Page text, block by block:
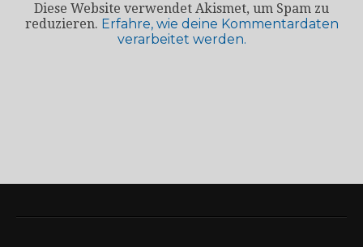
Diese Website verwendet Akismet, um Spam zu
reduzieren. Erfahre, wie deine Kommentardaten
verarbeitet werden.